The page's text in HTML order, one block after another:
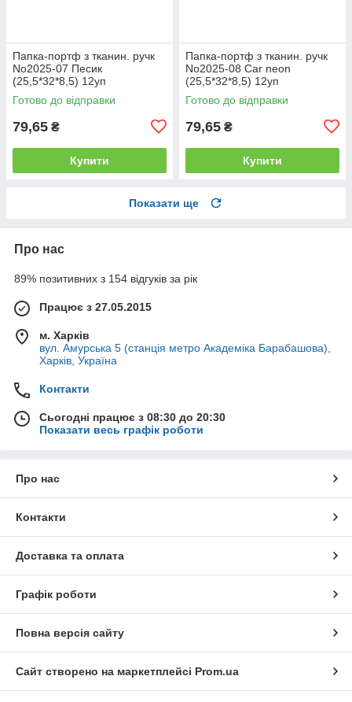
Папка-портф з тканин. ручк
No2025-07 Песик
(25,5*32*8,5) 12уп
Готово до відправки
79,65 ₴
Купити
Папка-портф з тканин. ручк
No2025-08 Car neon
(25,5*32*8,5) 12уп
Готово до відправки
79,65 ₴
Купити
Показати ще
Про нас
89% позитивних з 154 відгуків за рік
Працює з 27.05.2015
м. Харків
вул. Амурська 5 (станція метро Академіка Барабашова),
Харків, Україна
Контакти
Сьогодні працює з 08:30 до 20:30
Показати весь графік роботи
Про нас
Контакти
Доставка та оплата
Графік роботи
Повна версія сайту
Сайт створено на маркетплейсі Prom.ua